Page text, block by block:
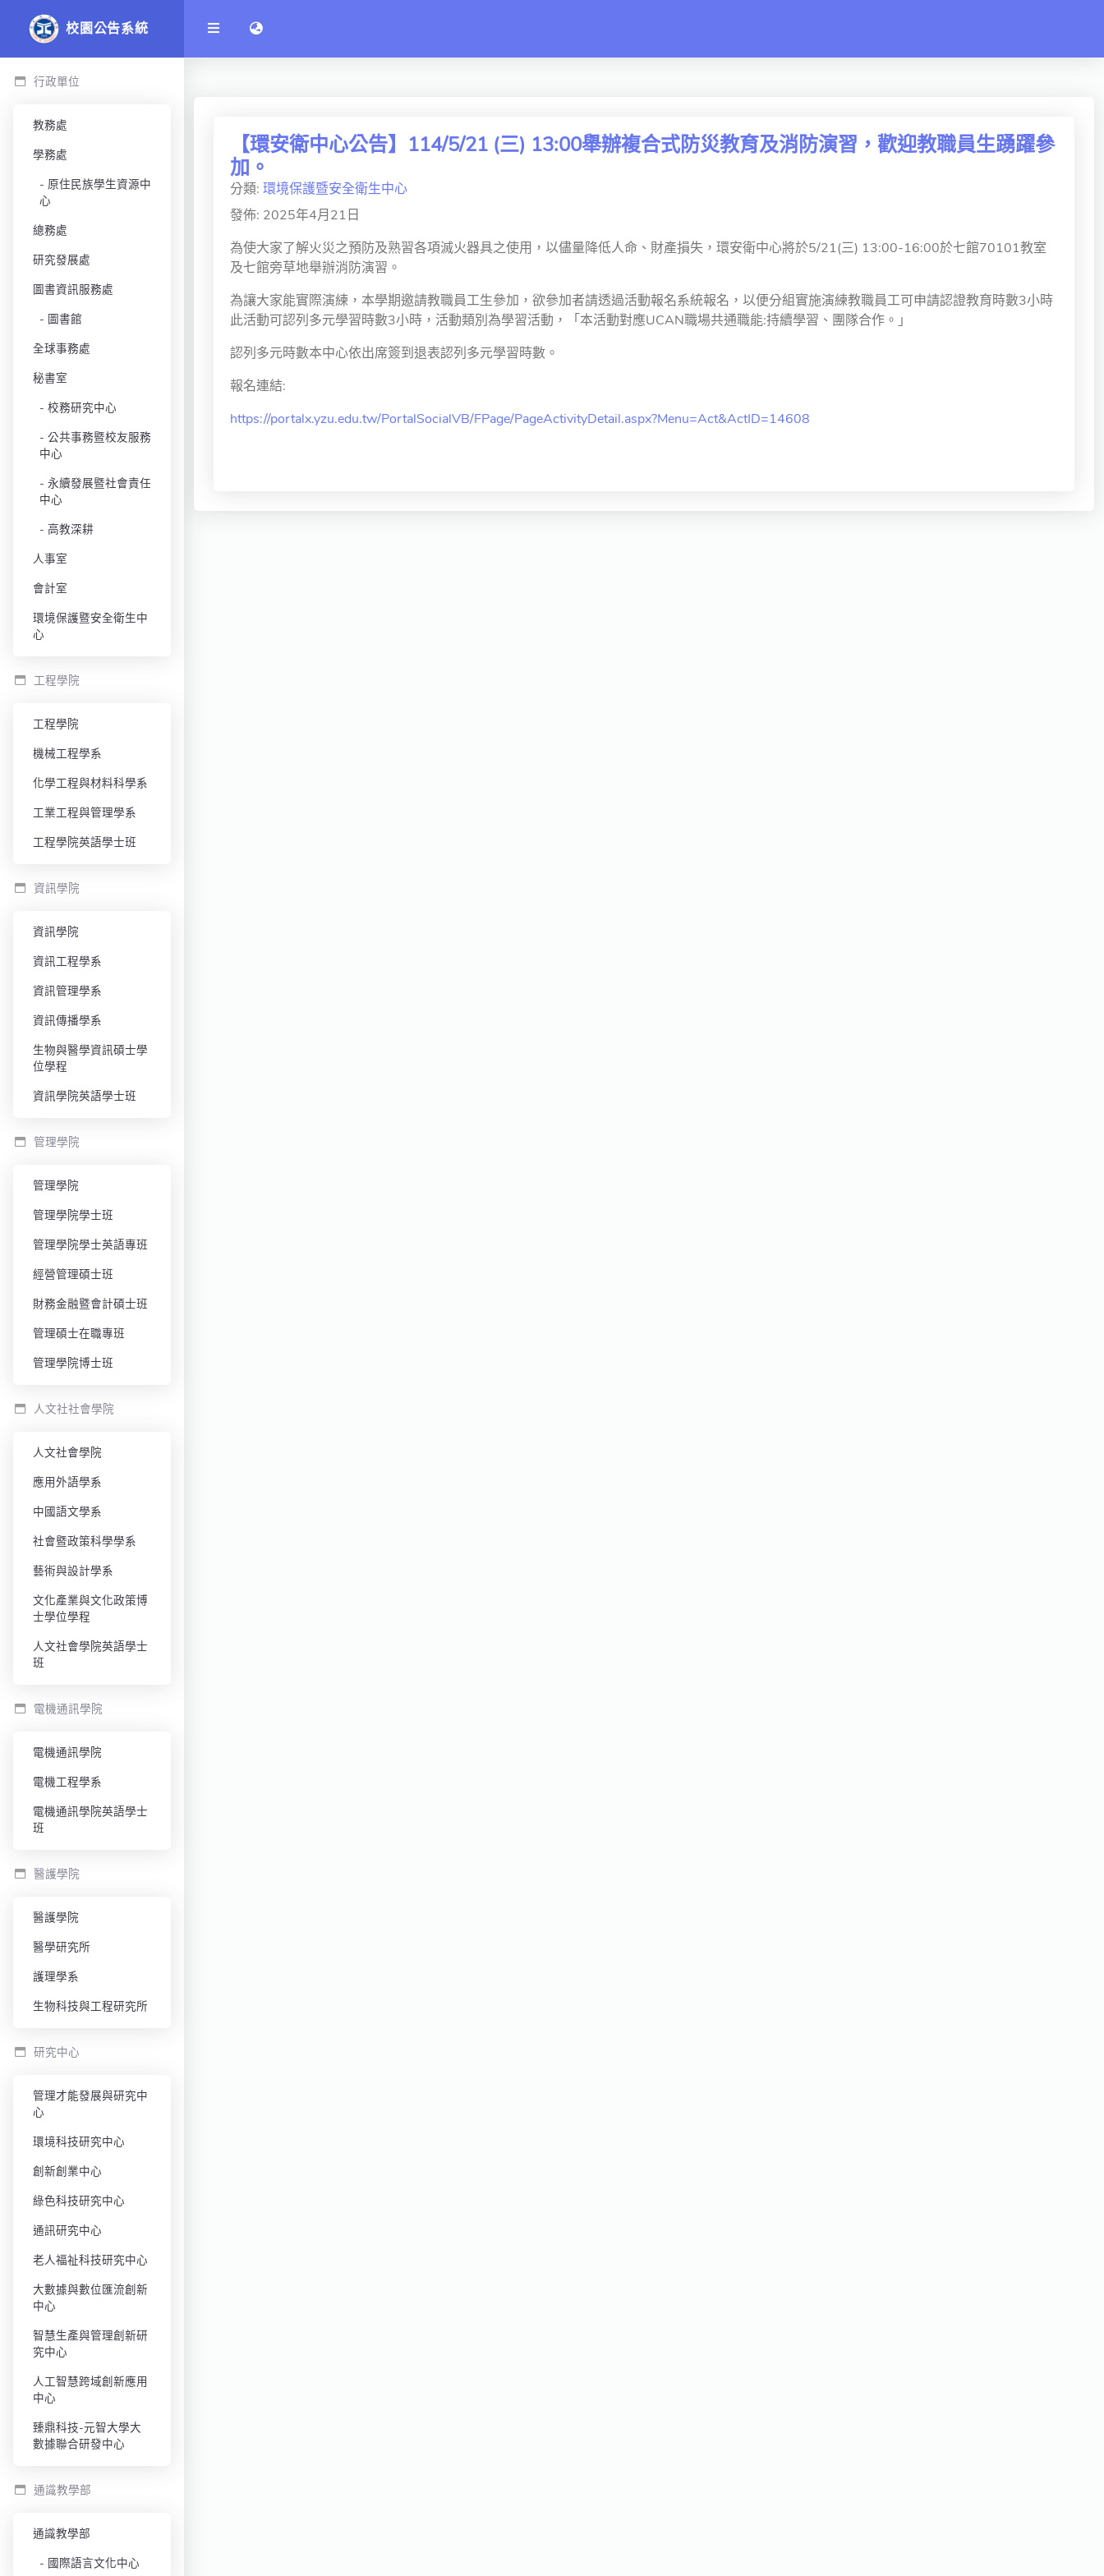
校園公告系統
行政單位
教務處
學務處
原住民族學生資源中
心
總務處
研究發展處
圖書資訊服務處
圖書館
全球事務處
秘書室
校務研究中心
公共事務暨校友服務
中心
永續發展暨社會責任
中心
高教深耕
人事室
會計室
環境保護暨安全衛生中
心
工程學院
工程學院
機械工程學系
化學工程與材料科學系
工業工程與管理學系
工程學院英語學士班
資訊學院
資訊學院
資訊工程學系
資訊管理學系
資訊傳播學系
生物與醫學資訊碩士學
位學程
資訊學院英語學士班
管理學院
管理學院
管理學院學士班
管理學院學士英語專班
經營管理碩士班
財務金融暨會計碩士班
管理碩士在職專班
管理學院博士班
人文社社會學院
人文社會學院
應用外語學系
中國語文學系
社會暨政策科學學系
藝術與設計學系
文化產業與文化政策博
士學位學程
人文社會學院英語學士
班
電機通訊學院
電機通訊學院
電機工程學系
電機通訊學院英語學士
班
醫護學院
醫護學院
醫學研究所
護理學系
生物科技與工程研究所
研究中心
管理才能發展與研究中
心
環境科技研究中心
創新創業中心
綠色科技研究中心
通訊研究中心
老人福祉科技研究中心
大數據與數位匯流創新
中心
智慧生產與管理創新研
究中心
人工智慧跨域創新應用
中心
臻鼎科技-元智大學大
數據聯合研發中心
通識教學部
通識教學部
國際語言文化中心
語言切換 language switch
【環安衛中心公告】114/5/21 (三) 13:00舉辦複合式防災教育及消防演習，歡迎教職員生踴躍參
加。
分類: 環境保護暨安全衛生中心
發佈: 2025年4月21日
為使大家了解火災之預防及熟習各項滅火器具之使用，以儘量降低人命、財產損失，環安衛中心將於5/21(三) 13:00-16:00於七館70101教室
及七館旁草地舉辦消防演習。
為讓大家能實際演練，本學期邀請教職員工生參加，欲參加者請透過活動報名系統報名，以便分組實施演練教職員工可申請認證教育時數3小時
此活動可認列多元學習時數3小時，活動類別為學習活動，「本活動對應UCAN職場共通職能:持續學習、團隊合作。」
認列多元時數本中心依出席簽到退表認列多元學習時數。
報名連結:
https://portalx.yzu.edu.tw/PortalSocialVB/FPage/PageActivityDetail.aspx?Menu=Act&ActID=14608